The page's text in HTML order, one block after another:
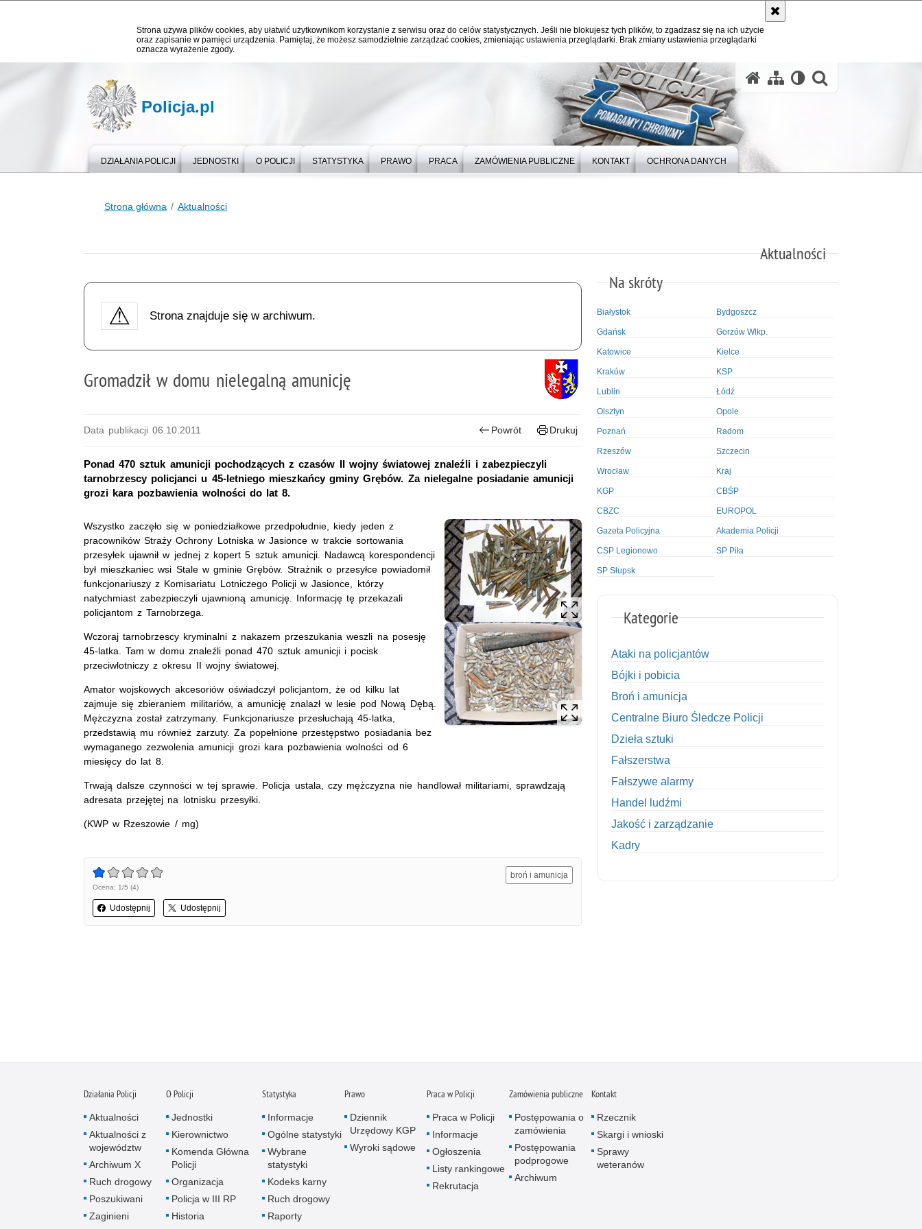
Strona używa plików cookies, aby ułatwić użytkownikom korzystanie z serwisu oraz do celów statystycznych. Jeśli nie blokujesz tych plików, to zgadzasz się na ich użycie
oraz zapisanie w pamięci urządzenia. Pamiętaj, że możesz samodzielnie zarządzać cookies, zmieniając ustawienia przeglądarki. Brak zmiany ustawienia przeglądarki
oznacza wyrażenie zgody.
Policja.pl
DZIAŁANIA POLICJI JEDNOSTKI O POLICJI STATYSTYKA PRAWO PRACA ZAMÓWIENIA PUBLICZNE KONTAKT OCHRONA DANYCH
Strona główna Aktualności
Aktualności
Strona znajduje się w archiwum.
Gromadził w domu nielegalną amunicję
Data publikacji 06.10.2011 Powrót Drukuj
Ponad 470 sztuk amunicji pochodzących z czasów II wojny światowej znaleźli i zabezpieczyli
tarnobrzescy policjanci u 45-letniego mieszkańcy gminy Grębów. Za nielegalne posiadanie amunicji
grozi kara pozbawienia wolności do lat 8.
Wszystko zaczęło się w poniedziałkowe przedpołudnie, kiedy jeden z
pracowników Straży Ochrony Lotniska w Jasionce w trakcie sortowania
przesyłek ujawnił w jednej z kopert 5 sztuk amunicji. Nadawcą korespondencji
był mieszkaniec wsi Stale w gminie Grębów. Strażnik o przesyłce powiadomił
funkcjonariuszy z Komisariatu Lotniczego Policji w Jasionce, którzy
natychmiast zabezpieczyli ujawnioną amunicję. Informację tę przekazali
policjantom z Tarnobrzega.
Wczoraj tarnobrzescy kryminalni z nakazem przeszukania weszli na posesję
45-latka. Tam w domu znaleźli ponad 470 sztuk amunicji i pocisk
przeciwlotniczy z okresu II wojny światowej.
Amator wojskowych akcesoriów oświadczył policjantom, że od kilku lat
zajmuje się zbieraniem militariów, a amunicję znalazł w lesie pod Nową Dębą.
Mężczyzna został zatrzymany. Funkcjonariusze przesłuchają 45-latka,
przedstawią mu również zarzuty. Za popełnione przestępstwo posiadania bez
wymaganego zezwolenia amunicji grozi kara pozbawienia wolności od 6
miesięcy do lat 8.
Trwają dalsze czynności w tej sprawie. Policja ustala, czy mężczyzna nie handlował militariami, sprawdzają
adresata przejętej na lotnisku przesyłki.
(KWP w Rzeszowie / mg)
Ocena: 1/5 (4)
Udostępnij Udostępnij
broń i amunicja
Na skróty
Białystok Bydgoszcz
Gdańsk Gorzów Wlkp.
Katowice Kielce
Kraków KSP
Lublin Łódź
Olsztyn Opole
Poznań Radom
Rzeszów Szczecin
Wrocław Kraj
KGP CBŚP
CBZC EUROPOL
Gazeta Policyjna Akademia Policji
CSP Legionowo SP Piła
SP Słupsk
Kategorie
Ataki na policjantów
Bójki i pobicia
Broń i amunicja
Centralne Biuro Śledcze Policji
Dzieła sztuki
Fałszerstwa
Fałszywe alarmy
Handel ludźmi
Jakość i zarządzanie
Kadry
Nielegalny handel farmaceutykami
Nietrzeźwi kierujący
Nietrzeźwi opiekunowie
Nietrzeźwi pracownicy
Działania Policji
Aktualności
Aktualności z
województw
Archiwum X
Ruch drogowy
Poszukiwani
Zaginieni
O Policji
Jednostki
Kierownictwo
Komenda Główna
Policji
Organizacja
Policja w III RP
Historia
Statystyka
Informacje
Ogólne statystyki
Wybrane
statystyki
Kodeks karny
Ruch drogowy
Raporty
Prawo
Dziennik
Urzędowy KGP
Wyroki sądowe
Praca w Policji
Praca w Policji
Informacje
Ogłoszenia
Listy rankingowe
Rekrutacja
Zamówienia publiczne
Postępowania o
zamówienia
Postępowania
podprogowe
Archiwum
Kontakt
Rzecznik
Skargi i wnioski
Sprawy
weteranów